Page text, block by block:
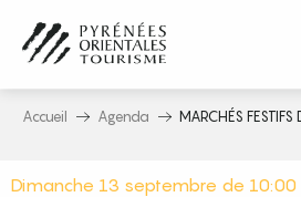
contenu
principal
Accueil Agenda MARCHÉS FESTIFS
Dimanche 13 septembre de 10:00